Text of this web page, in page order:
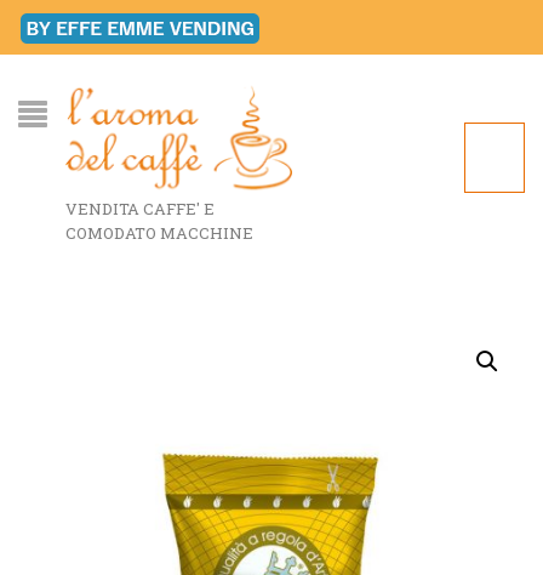
VENDITA CAFFE' E
COMODATO MACCHINE